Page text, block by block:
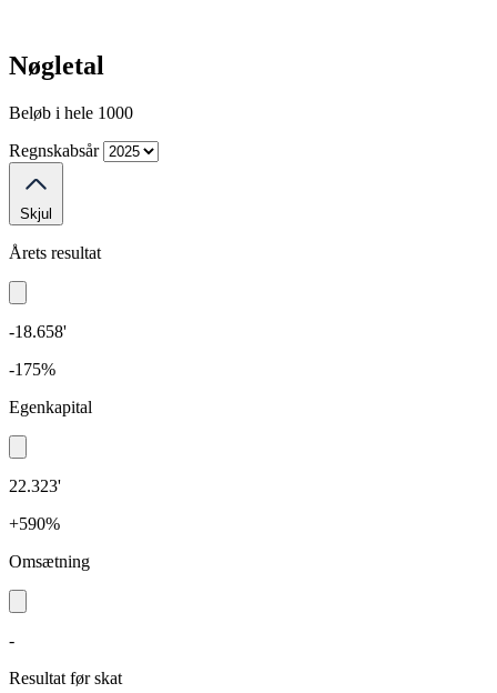
Nøgletal
Beløb i hele 1000
Regnskabsår
Skjul
Årets resultat
-18.658'
-175%
Egenkapital
22.323'
+590%
Omsætning
-
Resultat før skat